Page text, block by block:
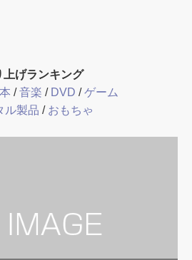
上げランキング
/音楽 / DVD /ゲーム
ル製品 / おもちゃ